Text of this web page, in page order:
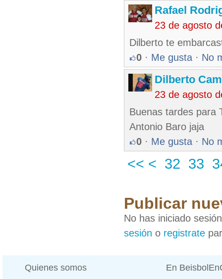
Rafael
23 de agosto
Dilberto te
0 · Me gusta · No
Dilberto
23 de agosto
Buenas tardes para
Antonio Baro jaja
0 · Me gusta · No
<< < 32 33
Publicar
No has iniciado
sesión o registrate
Quienes somos En